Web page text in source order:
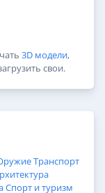
3D модели,
свои.
Транспорт
Спорт и туризм